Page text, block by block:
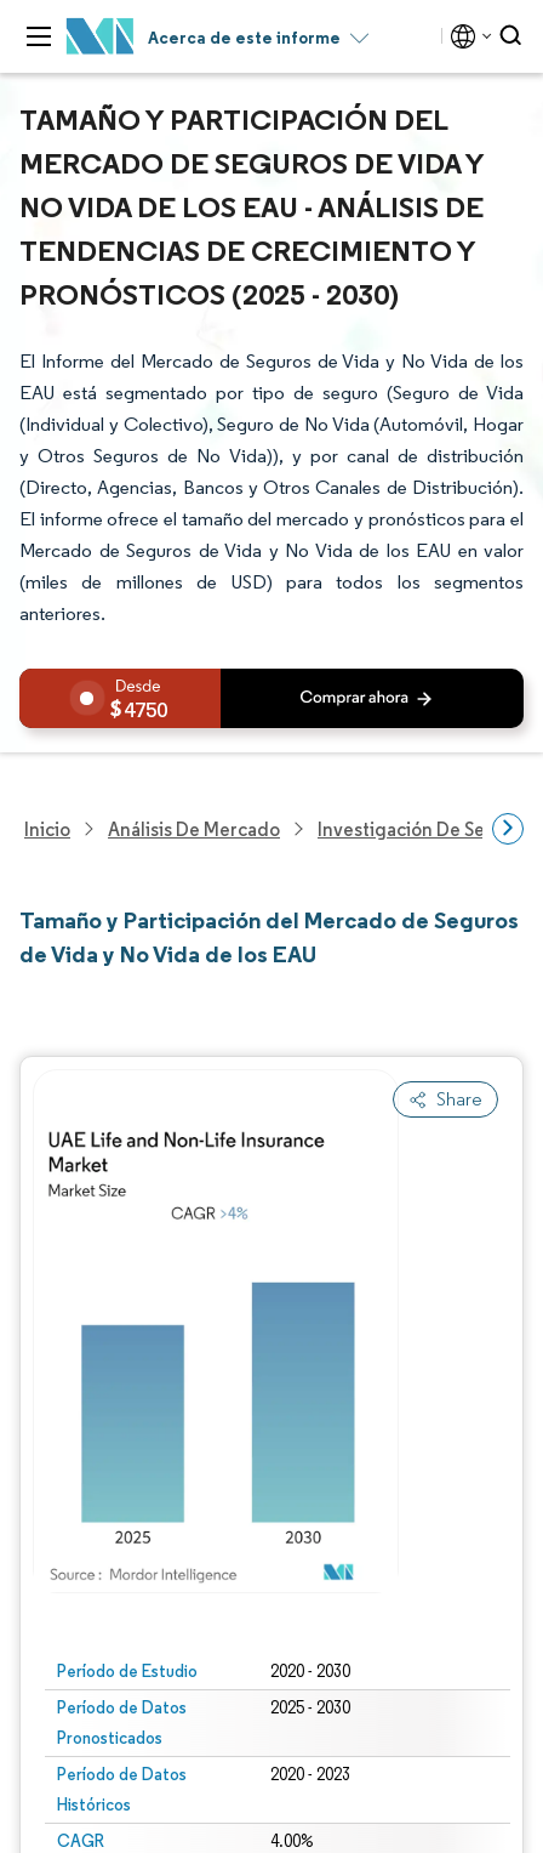
Acerca de este informe
TAMAÑO Y PARTICIPACIÓN DEL
MERCADO DE SEGUROS DE VIDA Y
NO VIDA DE LOS EAU - ANÁLISIS DE
TENDENCIAS DE CRECIMIENTO Y
PRONÓSTICOS (2025 - 2030)
El Informe del Mercado de Seguros de Vida y No Vida de los
EAU está segmentado por tipo de seguro (Seguro de Vida
(Individual y Colectivo), Seguro de No Vida (Automóvil, Hogar
y Otros Seguros de No Vida)), y por canal de distribución
(Directo, Agencias, Bancos y Otros Canales de Distribución).
El informe ofrece el tamaño del mercado y pronósticos para el
Mercado de Seguros de Vida y No Vida de los EAU en valor
(miles de millones de USD) para todos los segmentos
anteriores.
4750
Inicio Análisis De Mercado Investigación De
Tamaño y Participación del Mercado de Seguros
de Vida y No Vida de los EAU
Share
Período de Estudio 2020 - 2030
Período de Datos
Pronosticados
2025 - 2030
Período de Datos
Históricos
2020 - 2023
CAGR 4.00%